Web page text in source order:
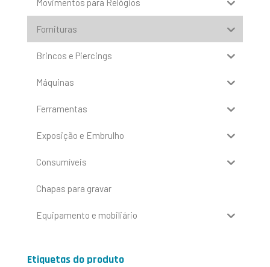
Movimentos para Relógios
Fornituras
Brincos e Piercings
Máquinas
Ferramentas
Exposição e Embrulho
Consumíveis
Chapas para gravar
Equipamento e mobiliário
Etiquetas do produto